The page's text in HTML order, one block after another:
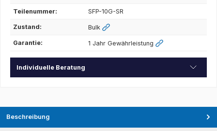
Teilenummer: SFP-10G-SR
Zustand: Bulk
Garantie: 1 Jahr Gewährleistung
Individuelle Beratung
Beschreibung